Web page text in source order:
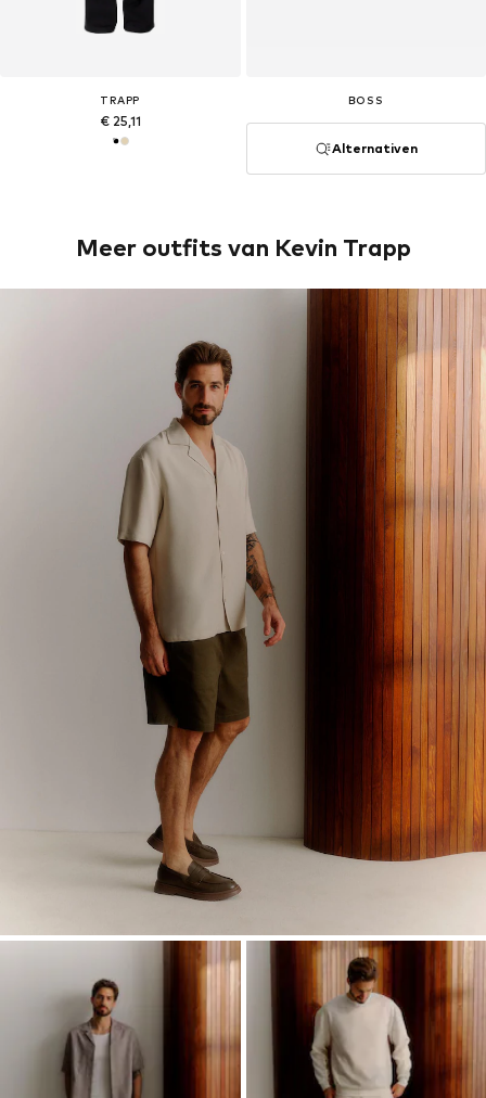
TRAPP
€ 25,11
BOSS
Alternativen
Meer outfits van Kevin Trapp